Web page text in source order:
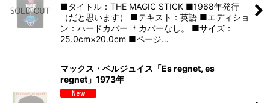
■タイトル：THE MAGIC STICK ■1968年発行
（だと思います） ■テキスト：英語 ■エディショ
ン：ハードカバー ＊カバーなし。 ■サイズ：
25.0cm×20.0cm ■ページ…
マックス・ベルジュイス「Es regnet, es
regnet」1973年